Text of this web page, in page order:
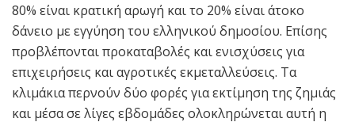
80% είναι κρατική αρωγή και το 20% είναι άτοκο
δάνειο με εγγύηση του ελληνικού δημοσίου. Επίσης
προβλέπονται προκαταβολές και ενισχύσεις για
επιχειρήσεις και αγροτικές εκμεταλλεύσεις. Τα
κλιμάκια περνούν δύο φορές για εκτίμηση της ζημιάς
και μέσα σε λίγες εβδομάδες ολοκληρώνεται αυτή η